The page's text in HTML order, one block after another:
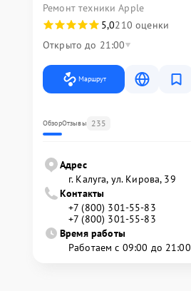
Ремонт техники Apple
5,0210 оценки
Открыто до 21:00
Маршрут
ОбзорОтзывы 235
Адрес
г. Калуга, ул. Кирова, 39
Контакты
+7 (800) 301-55-83
+7 (800) 301-55-83
Время работы
Работаем с 09:00 до 21:00